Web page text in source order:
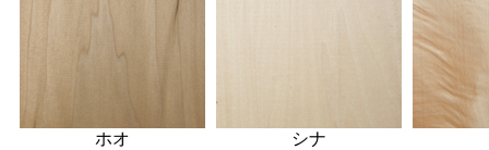
ホオ シナ